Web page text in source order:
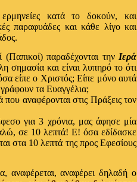
κατά το δοκούν, και
παραφυάδες και κάθε λίγο και
παραδέχονται την Ιερά
και είναι λυπηρό το ότι
είπε ο Χριστός; Είπε μόνο αυτά
τα Ευαγγέλια;
αναφέρονται στις Πράξεις τον
για 3 χρόνια, μας άφησε μία
σε 10 λεπτά! Ε! όσα εδίδασκε
στα 10 λεπτά της προς Εφεσίους
αναφέρεται, αναφέρει δηλαδή ο